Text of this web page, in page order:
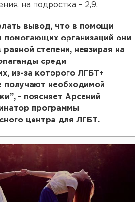
на подростка – 2,9.
вывод, что в помощи
помогающих организаций они
степени, невзирая на
среди
из-за которого ЛГБТ+
получают необходимой
- поясняет Арсений
программы
центра для ЛГБТ.